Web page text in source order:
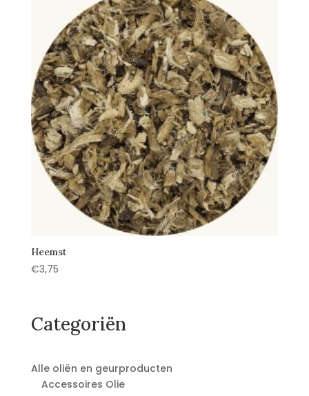
Heemst
€3,75
Categoriën
Alle oliën en geurproducten
Accessoires Olie